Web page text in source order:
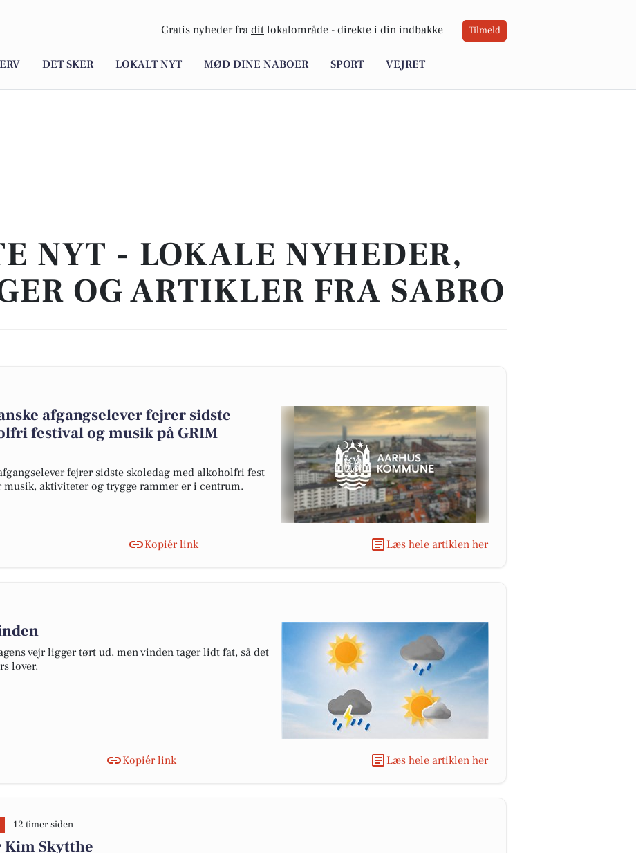
Gratis nyheder fra dit lokalområde - direkte i din indbakke Tilmeld
DET SKER LOKALT NYT MØD DINE NABOER SPORT VEJRET
NYT - LOKALE NYHEDER,
OG ARTIKLER FRA SABRO
afgangselever fejrer sidste
festival og musik på GRIM
fejrer sidste skoledag med alkoholfri fest
musik, aktiviteter og trygge rammer er i centrum.
Kopiér link Læs hele artiklen her
vejr ligger tørt ud, men vinden tager lidt fat, så det
lover.
Kopiér link Læs hele artiklen her
12 timer siden
Skytthe